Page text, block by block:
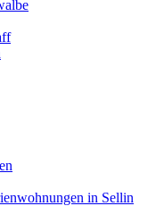
in Sellin